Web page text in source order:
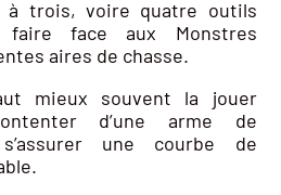
à trois, voire quatre outils
face aux Monstres
aires de chasse.
mieux souvent la jouer
d’une arme de
une courbe de